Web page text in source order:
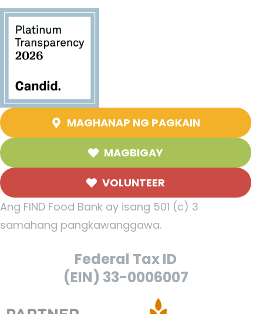
MAGHANAP NG PAGKAIN
MAGBIGAY
VOLUNTEER
Ang FIND Food Bank ay isang 501 (c) 3
samahang pangkawanggawa.
Federal Tax ID
(EIN) 33-0006007